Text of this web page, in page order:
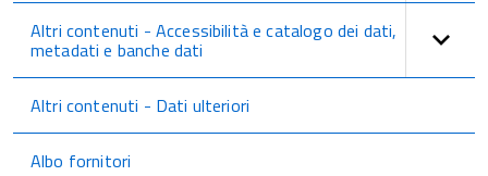
Altri contenuti - Accessibilità e catalogo dei dati,
metadati e banche dati
Altri contenuti - Dati ulteriori
Albo fornitori